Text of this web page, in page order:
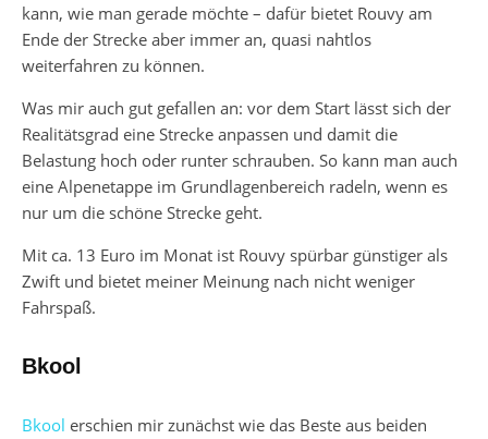
kann, wie man gerade möchte – dafür bietet Rouvy am
Ende der Strecke aber immer an, quasi nahtlos
weiterfahren zu können.
Was mir auch gut gefallen an: vor dem Start lässt sich der
Realitätsgrad eine Strecke anpassen und damit die
Belastung hoch oder runter schrauben. So kann man auch
eine Alpenetappe im Grundlagenbereich radeln, wenn es
nur um die schöne Strecke geht.
Mit ca. 13 Euro im Monat ist Rouvy spürbar günstiger als
Zwift und bietet meiner Meinung nach nicht weniger
Fahrspaß.
Bkool
Bkool erschien mir zunächst wie das Beste aus beiden